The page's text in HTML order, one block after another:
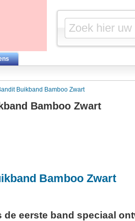
Buikband Bamboo Zwart
Bamboo Zwart
Bamboo Zwart
de eerste band speciaal